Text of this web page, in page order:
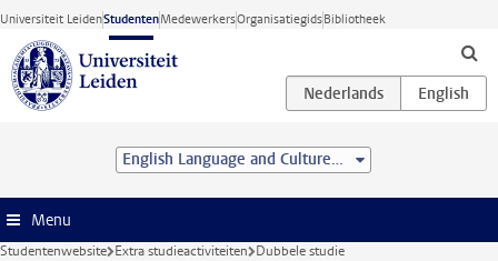
Ga direct naar de inhoud
Universiteit LeidenStudentenMedewerkersOrganisatiegidsBibliotheek
English Language and Culture (BA)
Menu
Studentenwebsite Extra studieactiviteiten Dubbele studie